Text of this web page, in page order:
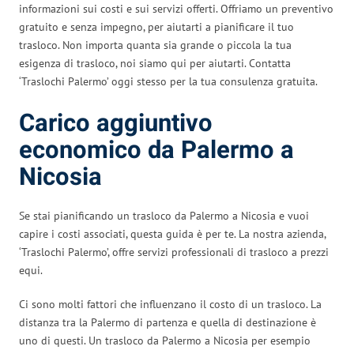
informazioni sui costi e sui servizi offerti. Offriamo un preventivo
gratuito e senza impegno, per aiutarti a pianificare il tuo
trasloco. Non importa quanta sia grande o piccola la tua
esigenza di trasloco, noi siamo qui per aiutarti. Contatta
‘Traslochi Palermo’ oggi stesso per la tua consulenza gratuita.
Carico aggiuntivo
economico da Palermo a
Nicosia
Se stai pianificando un trasloco da Palermo a Nicosia e vuoi
capire i costi associati, questa guida è per te. La nostra azienda,
‘Traslochi Palermo’, offre servizi professionali di trasloco a prezzi
equi.
Ci sono molti fattori che influenzano il costo di un trasloco. La
distanza tra la Palermo di partenza e quella di destinazione è
uno di questi. Un trasloco da Palermo a Nicosia per esempio